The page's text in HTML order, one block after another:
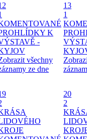
K
-
všechny
ze dne
13
1
20
2